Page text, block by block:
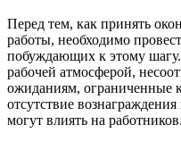
Перед тем, как принять
работы, необходимо
побуждающих к этому
рабочей атмосферой,
ожиданиям, ограниченные
отсутствие
могут влиять на работников.